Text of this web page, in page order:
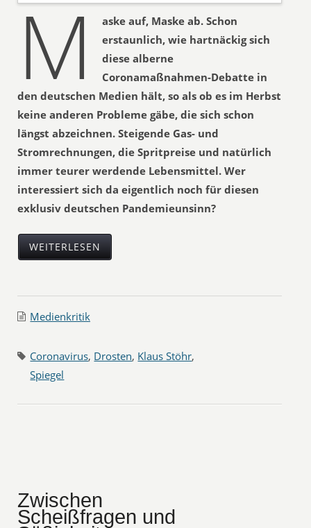
M
aske auf, Maske ab. Schon
erstaunlich, wie hartnäckig sich
diese alberne
Coronamaßnahmen-Debatte in
den deutschen Medien hält, so als ob es im Herbst
keine anderen Probleme gäbe, die sich schon
längst abzeichnen. Steigende Gas- und
Stromrechnungen, die Spritpreise und natürlich
immer teurer werdende Lebensmittel. Wer
interessiert sich da eigentlich noch für diesen
exklusiv deutschen Pandemieunsinn?
WEITERLESEN
Medienkritik
Coronavirus, Drosten, Klaus Stöhr,
Spiegel
Zwischen
Scheißfragen und